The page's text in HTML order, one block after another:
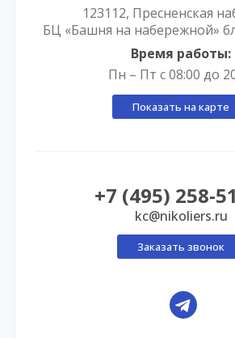
123112, Пресненская
БЦ «Башня на набережной»
Время работы:
Пн – Пт с 08:00 до
Показать на карте
+7 (495) 258-
kc@nikoliers.ru
Заказать звонок